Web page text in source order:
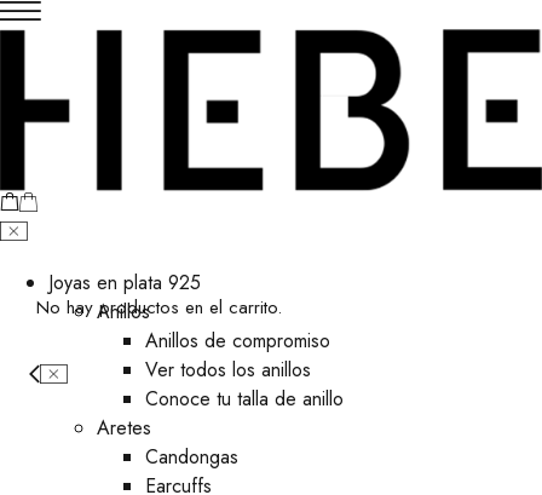
No hay productos en el carrito.
Joyas en plata 925
Anillos
Anillos de compromiso
Ver todos los anillos
Conoce tu talla de anillo
Aretes
⁠Candongas
Earcuffs